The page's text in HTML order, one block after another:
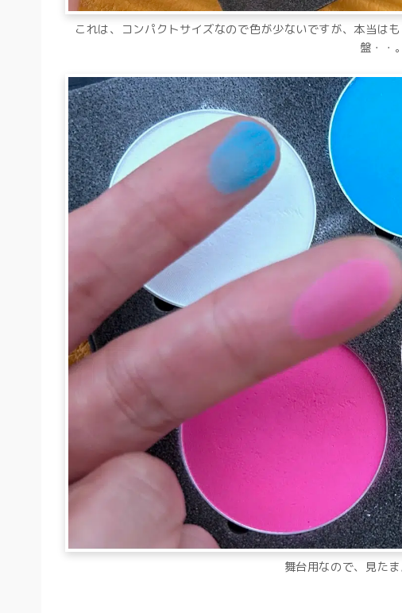
これは、コンパクトサイズなので色が少ないですが、本当は
盤・・。
舞台用なので、見た